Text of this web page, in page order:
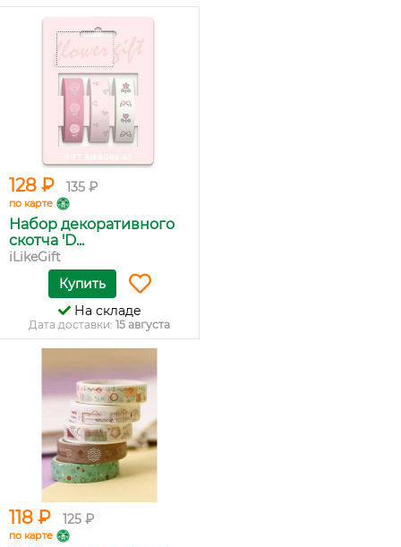
128 ₽ 135 ₽
по карте
Набор декоративного
скотча 'D...
iLikeGift
Купить
На складе
Дата доставки: 15 августа
118 ₽ 125 ₽
по карте